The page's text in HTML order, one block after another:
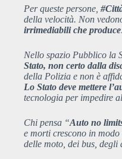
Per queste persone,
della velocità. Non
irrimediabili che produce
Nello spazio Pubblico la
Stato, non certo dalla
della Polizia e non è
Lo Stato deve mettere
tecnologia per impedire
Chi pensa “Auto no
e morti crescono in
delle moto, dei bus, degli